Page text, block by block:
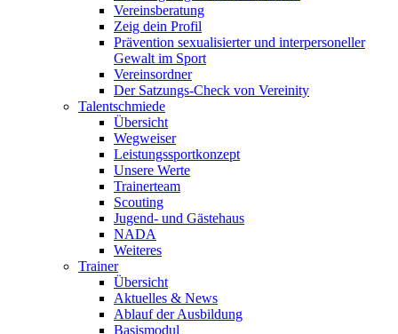
Vereinsberatung
Zeig dein Profil
Prävention sexualisierter und interpersoneller
Gewalt im Sport
Vereinsordner
Der Satzungs-Check von Vereinity
Talentschmiede
Übersicht
Wegweiser
Leistungssportkonzept
Unsere Werte
Trainerteam
Scouting
Jugend- und Gästehaus
NADA
Weiteres
Trainer
Übersicht
Aktuelles & News
Ablauf der Ausbildung
Basismodul